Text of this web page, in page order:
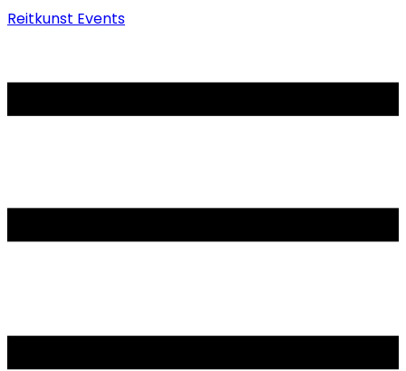
Reitkunst Events